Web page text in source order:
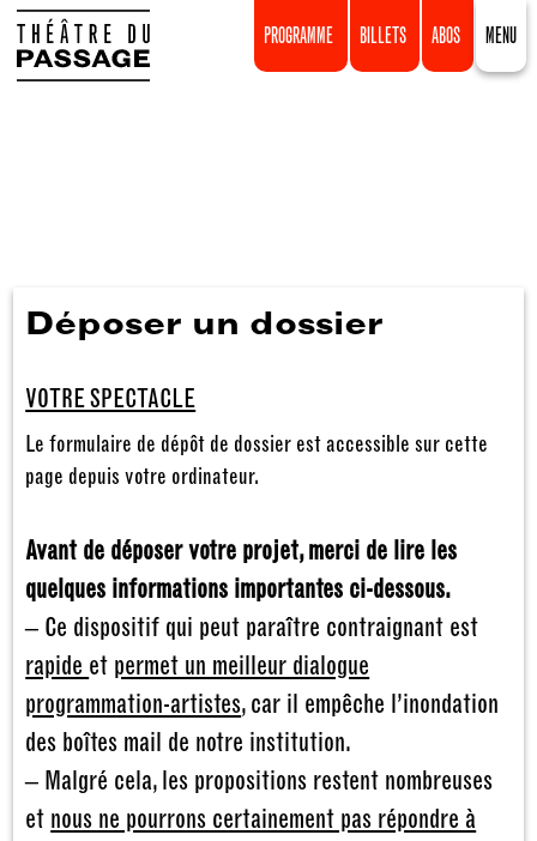
PROGRAMME BILLETS ABOS MENU
Déposer un dossier
VOTRE SPECTACLE
Le formulaire de dépôt de dossier est accessible sur cette
page depuis votre ordinateur.
Avant de déposer votre projet, merci de lire les
quelques informations importantes ci-dessous.
– Ce dispositif qui peut paraître contraignant est
rapide et permet un meilleur dialogue
programmation-artistes, car il empêche l’inondation
des boîtes mail de notre institution.
– Malgré cela, les propositions restent nombreuses
et nous ne pourrons certainement pas répondre à